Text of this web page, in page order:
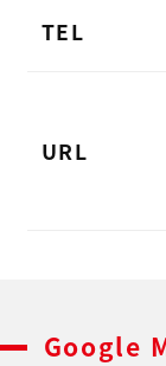
TEL
URL
Google